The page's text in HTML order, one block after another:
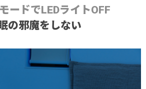
ードでLEDライトOFF
の邪魔をしない